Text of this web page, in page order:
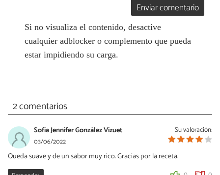
Enviar comentario
Si no visualiza el contenido, desactive
cualquier adblocker o complemento que pueda
estar impidiendo su carga.
2 comentarios
Su valoración:
Sofía Jennifer González Vizuet
03/06/2022
Queda suave y de un sabor muy rico. Gracias por la receta.